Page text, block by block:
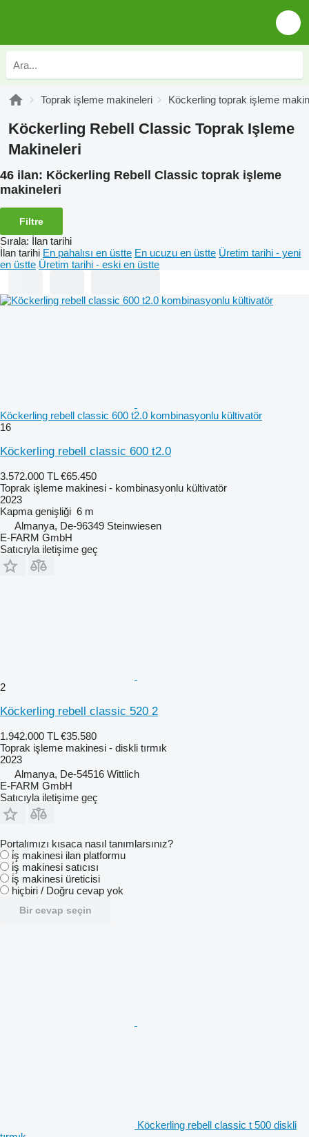
Toprak işleme makineleri Köckerling toprak işleme
Köckerling Rebell Classic Toprak Işleme
Makineleri
46 ilan: Köckerling Rebell Classic toprak işleme
makineleri
Filtre
Sırala: İlan tarihi
İlan tarihi En pahalısı en üstte En ucuzu en üstte Üretim tarihi - yeni
en üstte Üretim tarihi - eski en üstte
Köckerling rebell classic 600 t2.0 kombinasyonlu kültivatör
16
Köckerling rebell classic 600 t2.0
3.572.000 TL €65.450
Toprak işleme makinesi - kombinasyonlu kültivatör
2023
Kapma genişliği 6 m
Almanya, De-96349 Steinwiesen
E-FARM GmbH
Satıcıyla iletişime geç
2
Köckerling rebell classic 520 2
1.942.000 TL €35.580
Toprak işleme makinesi - diskli tırmık
2023
Almanya, De-54516 Wittlich
E-FARM GmbH
Satıcıyla iletişime geç
Portalımızı kısaca nasıl tanımlarsınız?
i̇ş makinesi ilan platformu
i̇ş makinesi satıcısı
i̇ş makinesi üreticisi
hiçbiri / Doğru cevap yok
Bir cevap seçin
Köckerling rebell classic t 500 diskli